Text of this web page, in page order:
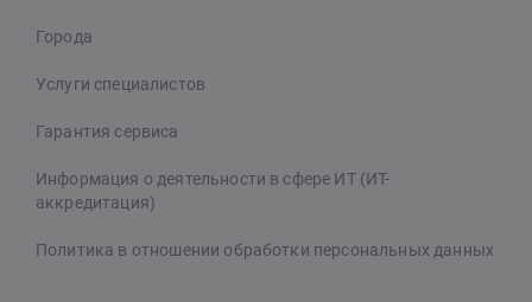
Города
Услуги специалистов
Гарантия сервиса
Информация о деятельности в сфере ИТ (ИТ-
аккредитация)
Политика в отношении обработки персональных данных